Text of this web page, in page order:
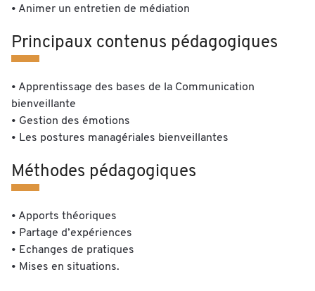
• Animer un entretien de médiation
Principaux contenus pédagogiques
• Apprentissage des bases de la Communication
bienveillante
• Gestion des émotions
• Les postures managériales bienveillantes
Méthodes pédagogiques
• Apports théoriques
• Partage d’expériences
• Echanges de pratiques
• Mises en situations.